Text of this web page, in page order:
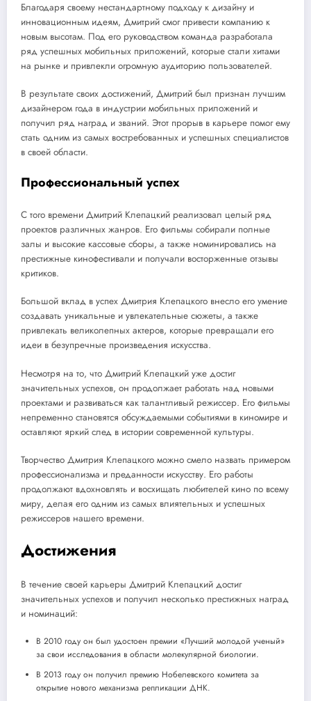
Благодаря своему нестандартному подходу к дизайну и
инновационным идеям, Дмитрий смог привести компанию к
новым высотам. Под его руководством команда разработала
ряд успешных мобильных приложений, которые стали хитами
на рынке и привлекли огромную аудиторию пользователей.
В результате своих достижений, Дмитрий был признан лучшим
дизайнером года в индустрии мобильных приложений и
получил ряд наград и званий. Этот прорыв в карьере помог ему
стать одним из самых востребованных и успешных специалистов
в своей области.
Профессиональный успех
С того времени Дмитрий Клепацкий реализовал целый ряд
проектов различных жанров. Его фильмы собирали полные
залы и высокие кассовые сборы, а также номинировались на
престижные кинофестивали и получали восторженные отзывы
критиков.
Большой вклад в успех Дмитрия Клепацкого внесло его умение
создавать уникальные и увлекательные сюжеты, а также
привлекать великолепных актеров, которые превращали его
идеи в безупречные произведения искусства.
Несмотря на то, что Дмитрий Клепацкий уже достиг
значительных успехов, он продолжает работать над новыми
проектами и развиваться как талантливый режиссер. Его фильмы
непременно становятся обсуждаемыми событиями в киномире и
оставляют яркий след в истории современной культуры.
Творчество Дмитрия Клепацкого можно смело назвать примером
профессионализма и преданности искусству. Его работы
продолжают вдохновлять и восхищать любителей кино по всему
миру, делая его одним из самых влиятельных и успешных
режиссеров нашего времени.
Достижения
В течение своей карьеры Дмитрий Клепацкий достиг
значительных успехов и получил несколько престижных наград
и номинаций:
В 2010 году он был удостоен премии «Лучший молодой ученый»
за свои исследования в области молекулярной биологии.
В 2013 году он получил премию Нобелевского комитета за
открытие нового механизма репликации ДНК.